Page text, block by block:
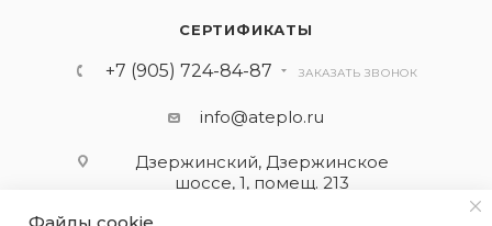
СЕРТИФИКАТЫ
+7 (905) 724-84-87 ЗАКАЗАТЬ ЗВОНОК
info@ateplo.ru
Дзержинский, Дзержинское
шоссе, 1, помещ. 213